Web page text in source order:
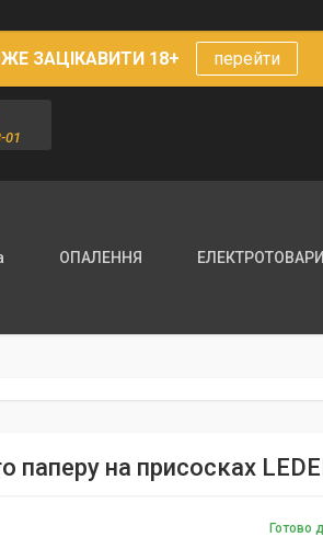
ЗАЦІКАВИТИ 18+ перейти
01
ОПАЛЕННЯ ЕЛЕКТРОТОВАРИ
паперу на присосках
Готово